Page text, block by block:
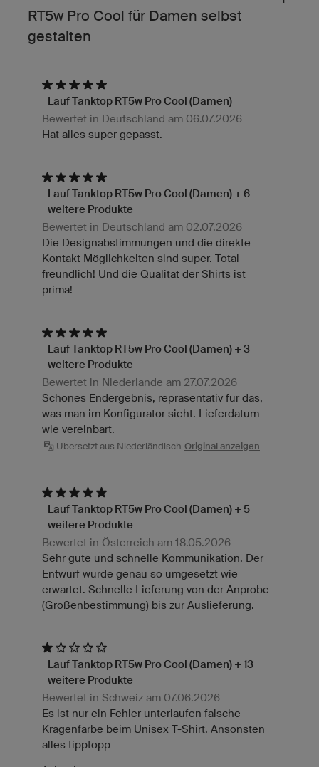
RT5w Pro Cool für Damen selbst
gestalten
Lauf Tanktop RT5w Pro Cool (Damen)
Bewertet in Deutschland am 06.07.2026
Hat alles super gepasst.
Lauf Tanktop RT5w Pro Cool (Damen) + 6
weitere Produkte
Bewertet in Deutschland am 02.07.2026
Die Designabstimmungen und die direkte
Kontakt Möglichkeiten sind super. Total
freundlich! Und die Qualität der Shirts ist
prima!
Lauf Tanktop RT5w Pro Cool (Damen) + 3
weitere Produkte
Bewertet in Niederlande am 27.07.2026
Schönes Endergebnis, repräsentativ für das,
was man im Konfigurator sieht. Lieferdatum
wie vereinbart.
Übersetzt aus Niederländisch Original anzeigen
Lauf Tanktop RT5w Pro Cool (Damen) + 5
weitere Produkte
Bewertet in Österreich am 18.05.2026
Sehr gute und schnelle Kommunikation. Der
Entwurf wurde genau so umgesetzt wie
erwartet. Schnelle Lieferung von der Anprobe
(Größenbestimmung) bis zur Auslieferung.
Lauf Tanktop RT5w Pro Cool (Damen) + 13
weitere Produkte
Bewertet in Schweiz am 07.06.2026
Es ist nur ein Fehler unterlaufen falsche
Kragenfarbe beim Unisex T-Shirt. Ansonsten
alles tipptopp